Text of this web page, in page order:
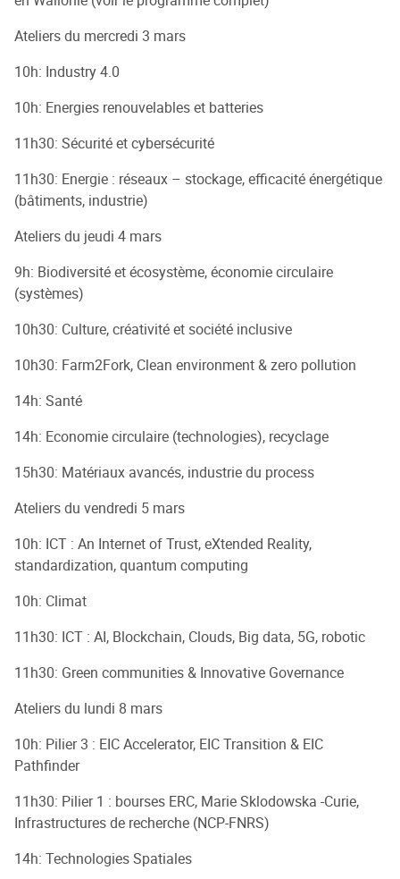
Ateliers du mercredi 3 mars
10h: Industry 4.0
10h: Energies renouvelables et batteries
11h30: Sécurité et cybersécurité
11h30: Energie : réseaux – stockage, efficacité énergétique
(bâtiments, industrie)
Ateliers du jeudi 4 mars
9h: Biodiversité et écosystème, économie circulaire
(systèmes)
10h30: Culture, créativité et société inclusive
10h30: Farm2Fork, Clean environment & zero pollution
14h: Santé
14h: Economie circulaire (technologies), recyclage
15h30: Matériaux avancés, industrie du process
Ateliers du vendredi 5 mars
10h: ICT : An Internet of Trust, eXtended Reality,
standardization, quantum computing
10h: Climat
11h30: ICT : AI, Blockchain, Clouds, Big data, 5G, robotic
11h30: Green communities & Innovative Governance
Ateliers du lundi 8 mars
10h: Pilier 3 : EIC Accelerator, EIC Transition & EIC
Pathfinder
11h30: Pilier 1 : bourses ERC, Marie Sklodowska -Curie,
Infrastructures de recherche (NCP-FNRS)
14h: Technologies Spatiales